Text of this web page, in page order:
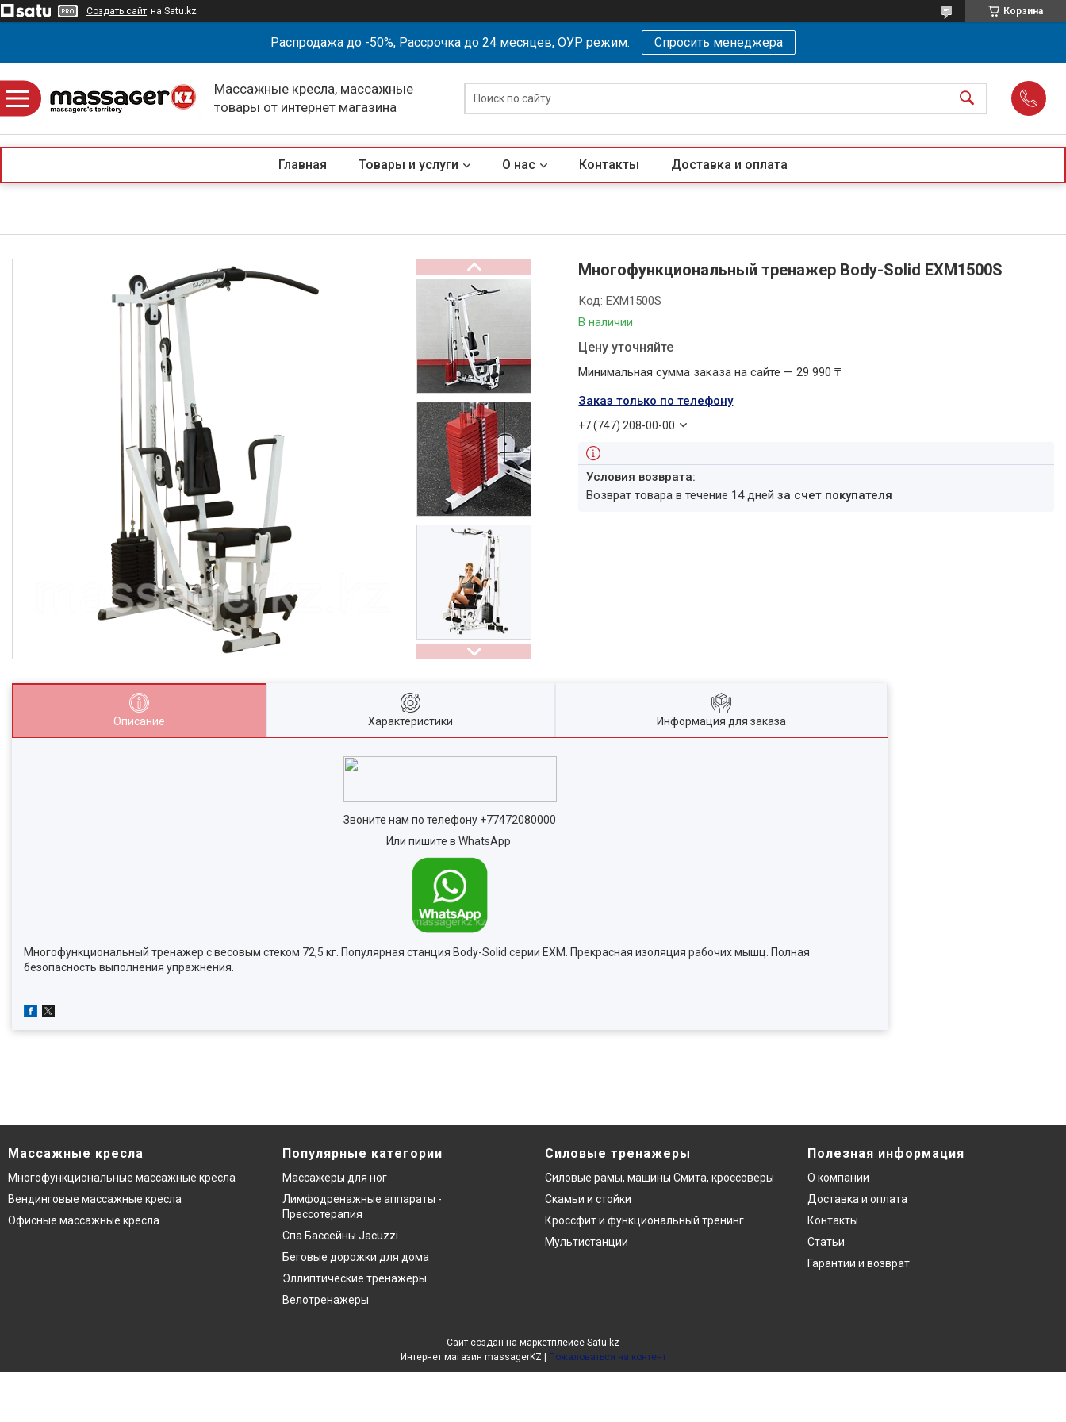
Создать сайт на Satu.kz Корзина
Распродажа до -50%, Рассрочка до 24 месяцев, ОУР режим. Спросить менеджера
Массажные кресла, массажные
товары от интернет магазина
Главная Товары и услуги О нас Контакты Доставка и оплата
Многофункциональный тренажер Body-Solid EXM1500S
В наличии
Код:EXM1500S
Цену уточняйте
Минимальная сумма заказа на сайте — 29 990 ₸
Заказ только по телефону
+7 (747) 208-00-00
возврат товара в течение 14 днейза счет покупателя
Описание Характеристики Информация для заказа
Звоните нам по телефону +77472080000
Или пишите в WhatsApp
Многофункциональный тренажер с весовым стеком 72,5 кг. Популярная станция Body-Solid серии EXM. Прекрасная изоляция рабочих мышц. Полная
безопасность выполнения упражнения.
Массажные кресла
Многофункциональные массажные кресла
Вендинговые массажные кресла
Офисные массажные кресла
Популярные категории
Массажеры для ног
Лимфодренажные аппараты -
Прессотерапия
Спа Бассейны Jacuzzi
Беговые дорожки для дома
Эллиптические тренажеры
Велотренажеры
Силовые тренажеры
Силовые рамы, машины Смита, кроссоверы
Скамьи и стойки
Кроссфит и функциональный тренинг
Мультистанции
Полезная информация
О компании
Доставка и оплата
Контакты
Статьи
Гарантии и возврат
Сайт создан на маркетплейсе Satu.kz
Пожаловаться на контент